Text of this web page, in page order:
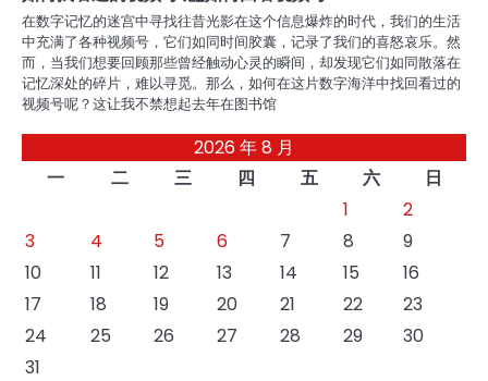
在数字记忆的迷宫中寻找往昔光影在这个信息爆炸的时代，我们的生活
中充满了各种视频号，它们如同时间胶囊，记录了我们的喜怒哀乐。然
而，当我们想要回顾那些曾经触动心灵的瞬间，却发现它们如同散落在
记忆深处的碎片，难以寻觅。那么，如何在这片数字海洋中找回看过的
视频号呢？这让我不禁想起去年在图书馆
2026 年 8 月
一
二 三 四 五 六
日
1
2
3
4 5 6 7 8
9
10
11 12 13 14 15
16
17
18 19 20 21 22
23
24
25 26 27 28 29
30
31